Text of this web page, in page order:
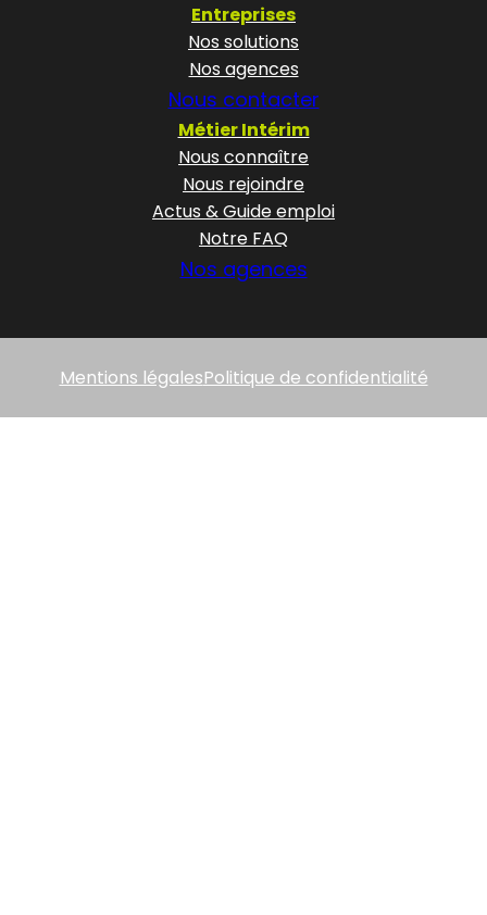
Entreprises
Nos solutions
Nos agences
Nous contacter
Métier Intérim
Nous connaître
Nous rejoindre
Actus & Guide emploi
Notre FAQ
Nos agences
Mentions légalesPolitique de confidentialité